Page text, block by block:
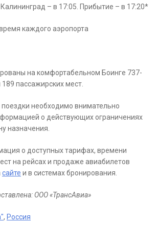
– в 17:05. Прибытие – в 17:20*
каждого аэропорта
на комфортабельном Боинге 737-
пассажирских мест.
необходимо внимательно
о действующих ограничениях
назначения.
о доступных тарифах, времени
на рейсах и продаже авиабилетов
сайте и в системах бронирования.
ООО «ТрансАвиа»
, Россия